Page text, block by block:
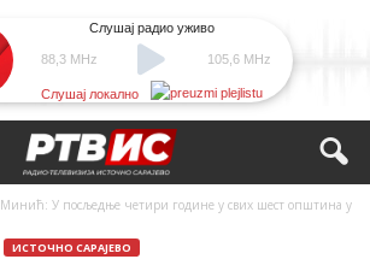
88,3 MHz
Слушај радио уживо
105,6 MHz
Слушај локално
Минић: У посљедње четири године у свих шест општина у
ИСТОЧНО САРАЈЕВО